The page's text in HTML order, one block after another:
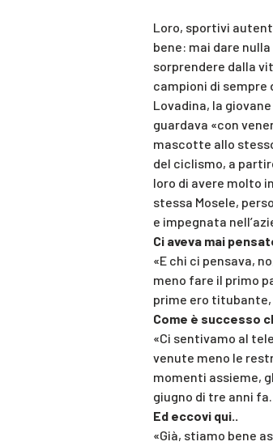
Loro, sportivi
bene: mai dare
sorprendere dalla
campioni di sempre
Lovadina, la
guardava «con
mascotte allo
del ciclismo, a
loro di avere molto
stessa Mosele,
e impegnata
Ci aveva mai
«E chi ci pensava,
meno fare il primo
prime ero
Come è successo
«Ci sentivamo al
venute meno le
momenti assieme,
giugno di tre anni
Ed eccovi qui..
«Già, stiamo bene